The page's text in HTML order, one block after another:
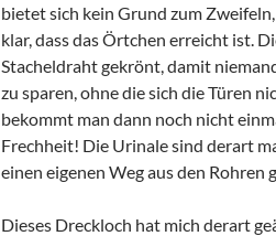
bietet sich kein Grund zum
klar, dass das Örtchen erreicht ist.
Stacheldraht gekrönt, damit
zu sparen, ohne die sich die Türen
bekommt man dann noch nicht
Frechheit! Die Urinale sind derart
einen eigenen Weg aus den Rohren
Dieses Dreckloch hat mich derart